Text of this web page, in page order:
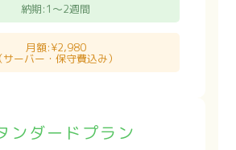
納期:1〜2週間
月額:¥2,980
（サーバー・保守費込み）
ンダードプラン